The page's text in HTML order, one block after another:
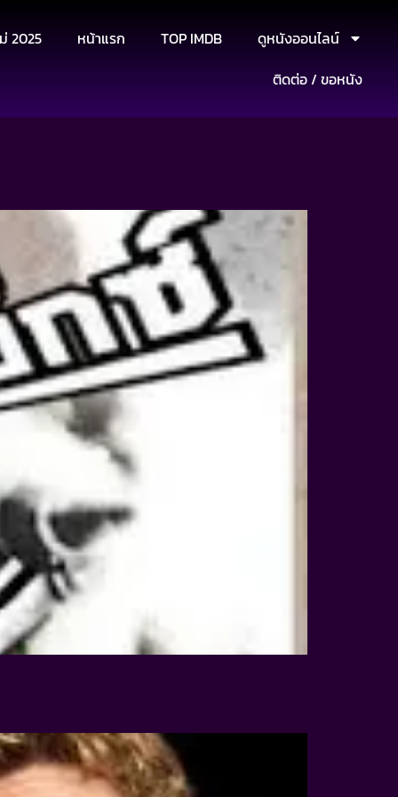
2025 หน้าแรก TOP IMDB
ดูหนังออนไลน์
ติดต่อ / ขอหนัง